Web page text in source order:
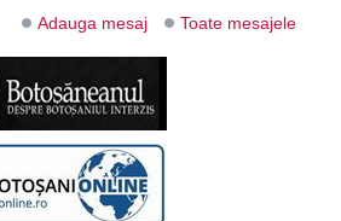
Adauga mesaj Toate mesajele